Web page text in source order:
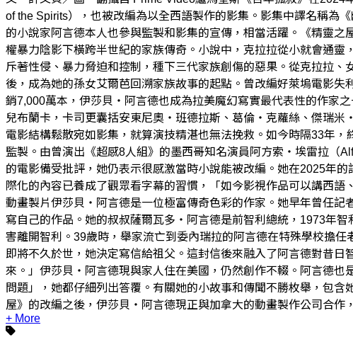
of the Spirits），也被改編為以全西語製作的影集。影集中譯名稱為
的小說家阿言德本人也參與監製和影集的宣傳，相當活躍。《精靈
權暴力陰影下橫跨半世紀的家族傳奇。小說中，克拉拉從小就會通
斥著性侵、暴力脅迫和控制，種下三代家族創傷的惡果。從克拉拉
後，成為她的孫女艾爾芭回溯家族故事的起點。曾改編好萊塢電影
銷7,000萬本，伊莎貝・阿言德也成為拉美魔幻寫實最代表性的作家
兒布蘭卡，卡司更囊括安東尼奧・班德拉斯、葛倫・克蘿絲、傑瑞
電影結構鬆散宛如影集，就算演技精湛也無法挽救。如今時隔33年
監製。由曾演出《超感8人組》的墨西哥知名演員阿方索・埃雷拉（
的電影備受批評，她仍表示很感激當時小說能被改編。她在2025年
際化的內容已養成了觀眾看字幕的習慣，「如今影視作品可以講西
動畫製片伊莎貝・阿言德是一位極富傳奇色彩的作家。她早年曾任
寫自己的作品。她的叔叔薩爾瓦多・阿言德是前智利總統，1973年
害離開智利。39歲時，舉家流亡到委內瑞拉的阿言德在特殊學校擔
即將不久於世，她決定寫信給祖父。這封信後來融入了阿言德對昔
來。」伊莎貝・阿言德現與家人住在美國，仍然創作不輟。阿言德
問題」，她都仔細列出答覆。有關她的小故事和傳聞不勝枚舉，包
屋》的改編之後，伊莎貝・阿言德現正與加拿大的動畫製作公司合
+ More